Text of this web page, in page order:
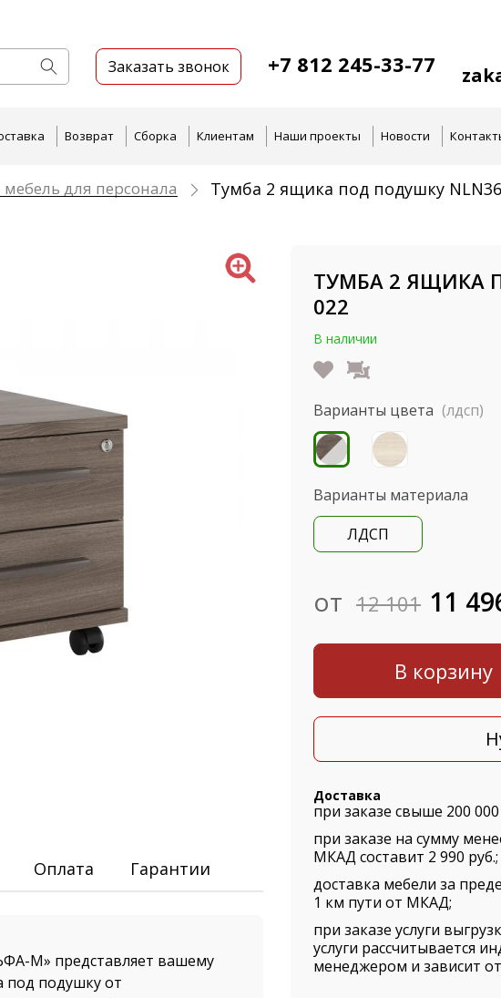
Заказать звонок +7 812 245-33-77
Возврат Сборка Клиентам Наши проекты Новости
для персонала Тумба 2 ящика под подушку
Оплата Гарантии
М» представляет вашему
под подушку от
ТУМБА 2 ЯЩИКА
022
В наличии
Варианты цвета (лдсп)
Варианты материала
ЛДСП
от 12 101 11
В корзину
Доставка
при заказе свыше 200
при заказе на сумму
МКАД составит 2 990 руб.;
доставка мебели за
1 км пути от МКАД;
при заказе услуги
услуги рассчитывается
менеджером и зависит